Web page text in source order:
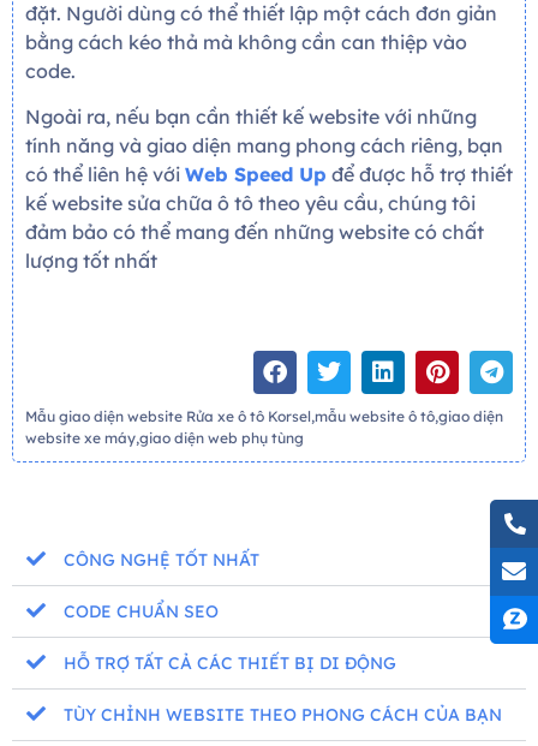
đặt. Người dùng có thể thiết lập một cách đơn giản
bằng cách kéo thả mà không cần can thiệp vào
code.
Ngoài ra, nếu bạn cần thiết kế website với những
tính năng và giao diện mang phong cách riêng, bạn
có thể liên hệ với Web Speed Up để được hỗ trợ thiết
kế website sửa chữa ô tô theo yêu cầu, chúng tôi
đảm bảo có thể mang đến những website có chất
lượng tốt nhất
Mẫu giao diện website Rửa xe ô tô Korsel,mẫu website ô tô,giao diện
website xe máy,giao diện web phụ tùng
CÔNG NGHỆ TỐT NHẤT
CODE CHUẨN SEO
HỖ TRỢ TẤT CẢ CÁC THIẾT BỊ DI ĐỘNG
TÙY CHỈNH WEBSITE THEO PHONG CÁCH CỦA BẠN